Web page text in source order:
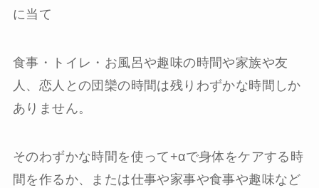
に当て
食事・トイレ・お風呂や趣味の時間や家族や友
人、恋人との団欒の時間は残りわずかな時間しか
ありません。
そのわずかな時間を使って+αで身体をケアする時
間を作るか、または仕事や家事や食事や趣味など